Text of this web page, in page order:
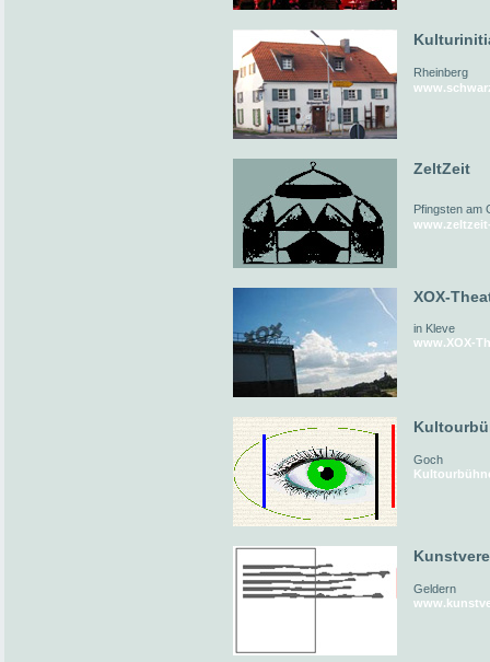
Rheinberg
ZeltZeit
Pfingsten am
XOX-
in Kleve
www.XOX-
Goch
Geldern